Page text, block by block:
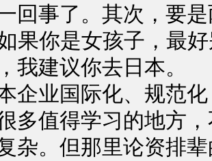
回事了。其次，要
果你是女孩子，最
我建议你去日本。
业国际化、规范化
多值得学习的地方
杂。但那里论资排